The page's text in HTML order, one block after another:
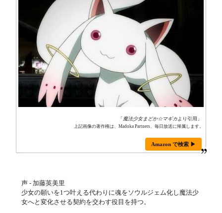
「魔法少女まどか☆マギカより引用」
上記画像の著作権は、Madoka Partners、毎日放送に帰属します。
Amazon で検索 ▶
声 - 加藤英美里
少女の願いを1つ叶える代わりに魂をソウルジェム化し魔法少
女へと変化させる契約を交わす役目を持つ。